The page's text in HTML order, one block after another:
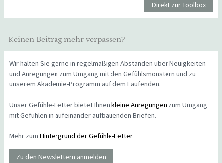
Direkt zur Toolbox
Keinen Beitrag mehr verpassen?
Wir halten Sie gerne in regelmäßigen Abständen über Neuigkeiten
und Anregungen zum Umgang mit den Gefühlsmonstern und zu
unserem Akademie-Programm auf dem Laufenden.
Unser Gefühle-Letter bietet Ihnen kleine Anregungen zum Umgang
mit Gefühlen in aufeinander aufbauenden Briefen.
Mehr zum Hintergrund der Gefühle-Letter
Zu den Newslettern anmelden